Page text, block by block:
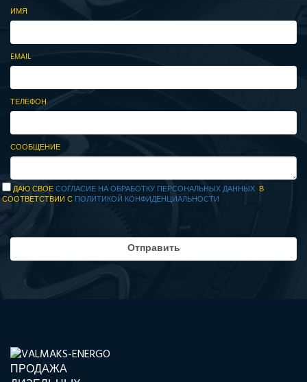
ИМЯ
EMAIL
ТЕЛЕФОН
СООБЩЕНИЕ
ДАЮ СВОЕСОГЛАСИЕ НА ОБРАБОТКУ ПЕРСОНАЛЬНЫХ ДАННЫХ В
СООТВЕТСТВИИ С ПОЛИТИКОЙ КОНФИДЕНЦИАЛЬНОСТИ